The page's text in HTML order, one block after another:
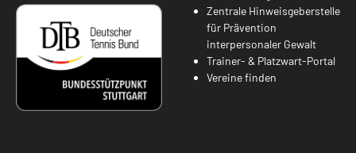
Zentrale Hinweisgeberstelle
für Prävention
interpersonaler Gewalt
Trainer- & Platzwart-Portal
Vereine finden